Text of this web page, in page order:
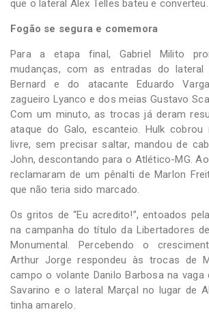
que o lateral Alex Telles bateu e converteu.
Fogão se segura e comemora
Para a etapa final, Gabriel Milito
mudanças, com as entradas do lateral
Bernard e do atacante Eduardo
zagueiro Lyanco e dos meias Gustavo
Com um minuto, as trocas já deram
ataque do Galo, escanteio. Hulk cobrou
livre, sem precisar saltar, mandou de
John, descontando para o Atlético-MG.
reclamaram de um pênalti de Marlon
que não teria sido marcado.
Os gritos de “Eu acredito!”, entoados
na campanha do título da Libertadores
Monumental. Percebendo o
Arthur Jorge respondeu às trocas de
campo o volante Danilo Barbosa na
Savarino e o lateral Marçal no lugar de
tinha amarelo.